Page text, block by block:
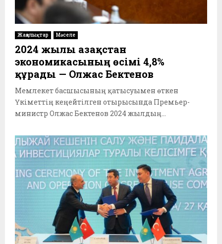
Жаңалықтар Мәселе
2024 жылы Қазақстан
экономикасының өсімі 4,8%
құрады — Олжас Бектенов
Мемлекет басшысының қатысуымен өткен
Үкіметтің кеңейтілген отырысында Премьер-
министр Олжас Бектенов 2024 жылдың...